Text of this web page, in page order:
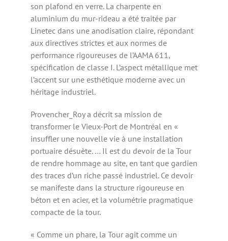
son plafond en verre. La charpente en
aluminium du mur-rideau a été traitée par
Linetec dans une anodisation claire, répondant
aux directives strictes et aux normes de
performance rigoureuses de l’AAMA 611,
spécification de classe I. L’aspect métallique met
l’accent sur une esthétique moderne avec un
héritage industriel.
Provencher_Roy a décrit sa mission de
transformer le Vieux-Port de Montréal en «
insuffler une nouvelle vie à une installation
portuaire désuète. … Il est du devoir de la Tour
de rendre hommage au site, en tant que gardien
des traces d’un riche passé industriel. Ce devoir
se manifeste dans la structure rigoureuse en
béton et en acier, et la volumétrie pragmatique
compacte de la tour.
« Comme un phare, la Tour agit comme un